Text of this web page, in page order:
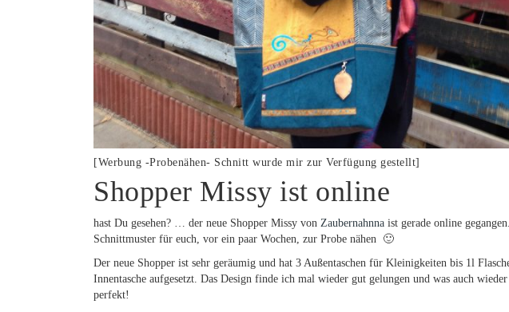
[Werbung -Probenähen- Schnitt wurde mir zur Verfügung gestellt]
Shopper Missy ist online
hast Du gesehen? … der neue Shopper Missy von Zaubernahnna ist gerade online
Schnittmuster für euch, vor ein paar Wochen, zur Probe nähen 🙂
Der neue Shopper ist sehr geräumig und hat 3 Außentaschen für Kleinigkeiten bis 1l
Innentasche aufgesetzt. Das Design finde ich mal wieder gut gelungen und was auch
perfekt!